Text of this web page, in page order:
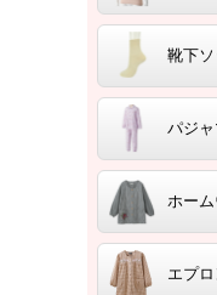
靴下
パジャ
ホー
エプ